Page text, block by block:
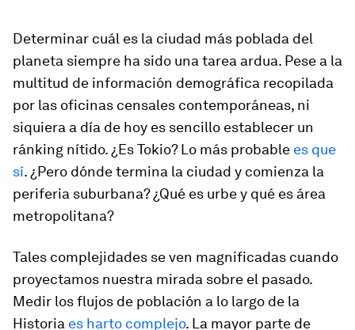
Determinar cuál es la ciudad más poblada del
planeta siempre ha sido una tarea ardua. Pese a la
multitud de información demográfica recopilada
por las oficinas censales contemporáneas, ni
siquiera a día de hoy es sencillo establecer un
ránking nítido. ¿Es Tokio? Lo más probable es que
sí. ¿Pero dónde termina la ciudad y comienza la
periferia suburbana? ¿Qué es urbe y qué es área
metropolitana?
Tales complejidades se ven magnificadas cuando
proyectamos nuestra mirada sobre el pasado.
Medir los flujos de población a lo largo de la
Historia es harto complejo. La mayor parte de